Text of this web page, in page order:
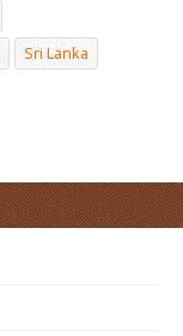
Sri Lanka